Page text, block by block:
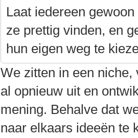
Laat iedereen
ze prettig vinden, en
hun eigen weg te
We zitten in een
al opnieuw uit en
mening. Behalve dat
naar elkaars ideeën te